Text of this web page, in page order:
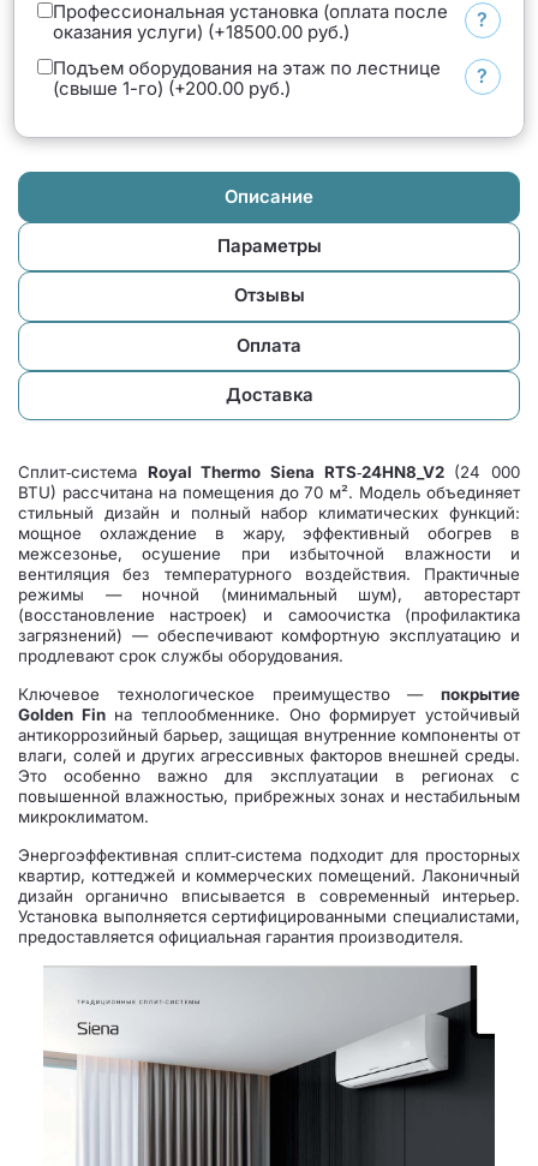
Профессиональная установка (оплата после
оказания услуги) (+18500.00 руб.)
?
Подъем оборудования на этаж по лестнице
(свыше 1-го) (+200.00 руб.)
?
Описание
Параметры
Отзывы
Оплата
Доставка
Сплит‑система Royal Thermo Siena RTS‑24HN8_V2(24 000
BTU) рассчитана на помещения до 70 м². Модель объединяет
стильный дизайн и полный набор климатических функций:
мощное охлаждение в жару, эффективный обогрев в
межсезонье, осушение при избыточной влажности и
вентиляция без температурного воздействия. Практичные
режимы — ночной (минимальный шум), авторестарт
(восстановление настроек) и самоочистка (профилактика
загрязнений) — обеспечивают комфортную эксплуатацию и
продлевают срок службы оборудования.
Ключевое технологическое преимущество —покрытие
Golden Finна теплообменнике. Оно формирует устойчивый
антикоррозийный барьер, защищая внутренние компоненты от
влаги, солей и других агрессивных факторов внешней среды.
Это особенно важно для эксплуатации в регионах с
повышенной влажностью, прибрежных зонах и нестабильным
микроклиматом.
Энергоэффективная сплит‑система подходит для просторных
квартир, коттеджей и коммерческих помещений. Лаконичный
дизайн органично вписывается в современный интерьер.
Установка выполняется сертифицированными специалистами,
предоставляется официальная гарантия производителя.